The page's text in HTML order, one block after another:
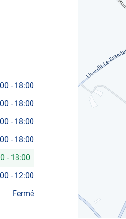
- 18:00
- 18:00
- 18:00
- 18:00
- 18:00
- 12:00
Fermé